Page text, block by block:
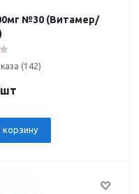
№30 (Витамер/
(142)
корзину